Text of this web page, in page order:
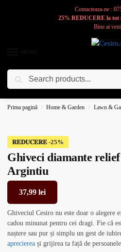
Contacteaza-ne :
25% REDUCERE la tot
Bine ai
Cesiro
Prima pagină / Home & Garden / Lawn &
𝐑𝐄𝐃𝐔𝐂𝐄𝐑𝐄
Ghiveci diamante
Argintiu
37,99 lei
Ghiveciul Cesiro nu este doar o alegere
cadou minunat pentru cei dragi. Fie că
naștere sau pur și simplu un gest de
aprecierea și grijirea ta față de